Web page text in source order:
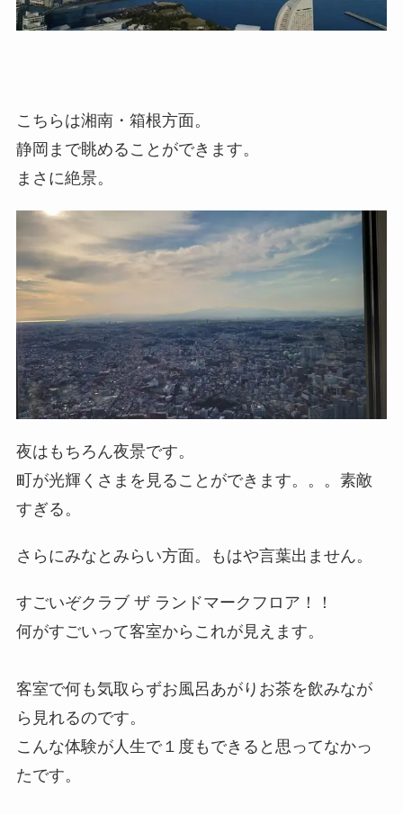
こちらは湘南・箱根方面。
静岡まで眺めることができます。
まさに絶景。
夜はもちろん夜景です。
町が光輝くさまを見ることができます。。。素敵
すぎる。
さらにみなとみらい方面。もはや言葉出ません。
すごいぞクラブ ザ ランドマークフロア！！
何がすごいって客室からこれが見えます。
客室で何も気取らずお風呂あがりお茶を飲みなが
ら見れるのです。
こんな体験が人生で１度もできると思ってなかっ
たです。